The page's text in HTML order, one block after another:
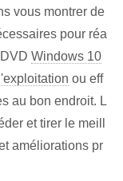
vous montrer de
pour réa
Windows 10
ou eff
au bon endroit. L
et tirer le meill
améliorations pr